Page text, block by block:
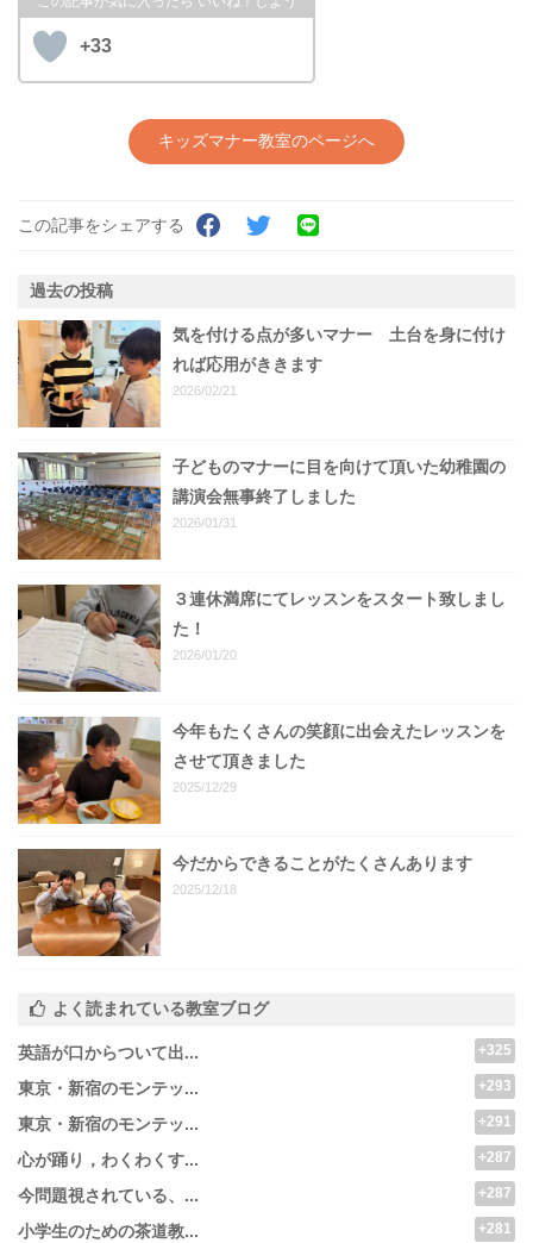
+33
キッズマナー教室のページへ
この記事をシェアする
過去の投稿
気を付ける点が多いマナー 土台を身に付け
れば応用がききます
2026/02/21
子どものマナーに目を向けて頂いた幼稚園の
講演会無事終了しました
2026/01/31
３連休満席にてレッスンをスタート致しまし
た！
2026/01/20
今年もたくさんの笑顔に出会えたレッスンを
させて頂きました
2025/12/29
今だからできることがたくさんあります
2025/12/18
よく読まれている教室ブログ
英語が口からついて出... +325
東京・新宿のモンテッ... +293
東京・新宿のモンテッ... +291
心が踊り，わくわくす... +287
今問題視されている、... +287
小学生のための茶道教... +281